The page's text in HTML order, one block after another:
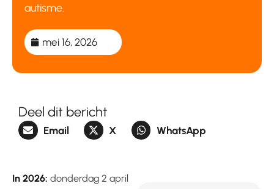
autisme.
mei 16, 2026
Deel dit bericht
Email X WhatsApp
In 2026: donderdag 2 april